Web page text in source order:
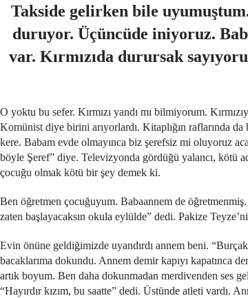
Takside gelirken bile
duruyor. Üçüncüde iniyoruz.
var. Kırmızıda durursak
O yoktu bu sefer. Kırmızı yandı mı bilmiyorum.
Komünist diye birini arıyorlardı. Kitaplığın raflarında
kere. Babam evde olmayınca biz şerefsiz mi oluyoruz
böyle Şeref” diye. Televizyonda gördüğü yalancı, kötü
çocuğu olmak kötü bir şey demek ki.
Ben öğretmen çocuğuyum. Babaannem de
zaten başlayacaksın okula eylülde” dedi. Pakize
Evin önüne geldiğimizde uyandırdı annem beni.
bacaklarıma dokundu. Annem demir kapıyı kapatınca
artık boyum. Ben daha dokunmadan merdivenden ses
“Hayırdır kızım, bu saatte” dedi. Üstünde atleti vardı.